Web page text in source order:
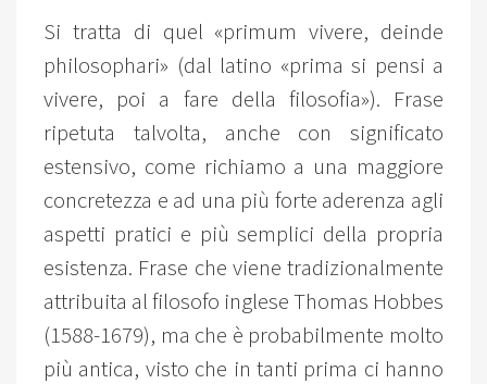
Si tratta di quel «primum vivere, deinde
philosophari» (dal latino «prima si pensi a
vivere, poi a fare della filosofia»). Frase
ripetuta talvolta, anche con significato
estensivo, come richiamo a una maggiore
concretezza e ad una più forte aderenza agli
aspetti pratici e più semplici della propria
esistenza. Frase che viene tradizionalmente
attribuita al filosofo inglese Thomas Hobbes
(1588-1679), ma che è probabilmente molto
più antica, visto che in tanti prima ci hanno